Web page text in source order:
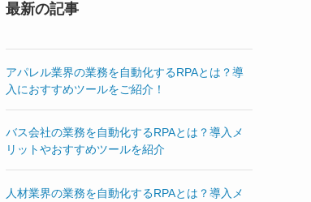
最新の記事
アパレル業界の業務を自動化するRPAとは？導
入におすすめツールをご紹介！
バス会社の業務を自動化するRPAとは？導入メ
リットやおすすめツールを紹介
人材業界の業務を自動化するRPAとは？導入メ